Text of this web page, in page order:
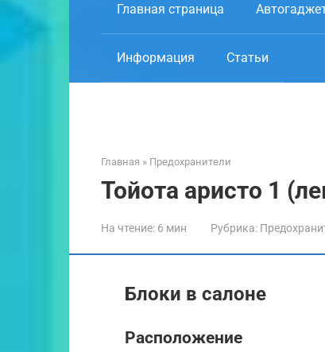
Главная страница
Информация Статьи
Главная » Предохранители
Тойота аристо 1
На чтение: 6 мин Рубрика:
Блоки в салоне
Расположение